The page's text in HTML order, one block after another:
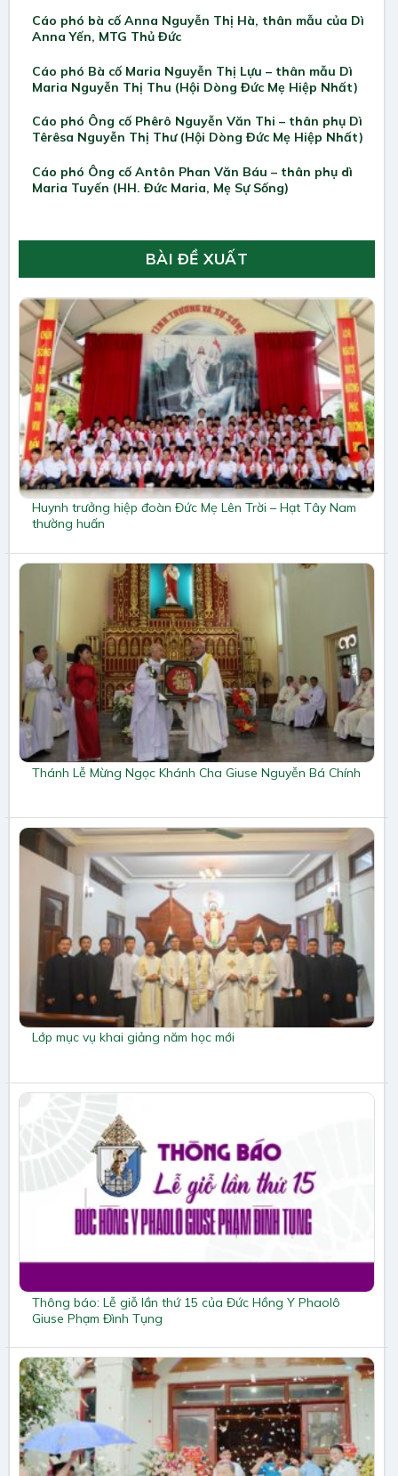
Cáo phó bà cố Anna Nguyễn Thị Hà, thân mẫu của Dì
Anna Yến, MTG Thủ Đức
Cáo phó Bà cố Maria Nguyễn Thị Lựu – thân mẫu Dì
Maria Nguyễn Thị Thu (Hội Dòng Đức Mẹ Hiệp Nhất)
Cáo phó Ông cố Phêrô Nguyễn Văn Thi – thân phụ Dì
Têrêsa Nguyễn Thị Thư (Hội Dòng Đức Mẹ Hiệp Nhất)
Cáo phó Ông cố Antôn Phan Văn Báu – thân phụ dì
Maria Tuyến (HH. Đức Maria, Mẹ Sự Sống)
BÀI ĐỀ XUẤT
Huynh trưởng hiệp đoàn Đức Mẹ Lên Trời – Hạt Tây Nam
thường huấn
Thánh Lễ Mừng Ngọc Khánh Cha Giuse Nguyễn Bá Chính
Lớp mục vụ khai giảng năm học mới
Thông báo: Lễ giỗ lần thứ 15 của Đức Hồng Y Phaolô
Giuse Phạm Đình Tụng